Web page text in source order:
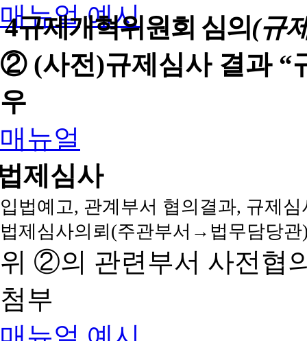
매뉴얼 예시
4규제개혁위원회 심의(규
② (사전)규제심사 결과 “
우
매뉴얼
제심사
입법예고, 관계부서 협의결과, 규제
법제심사의뢰(주관부서→법무담당
위 ②의 관련부서 사전협
첨부